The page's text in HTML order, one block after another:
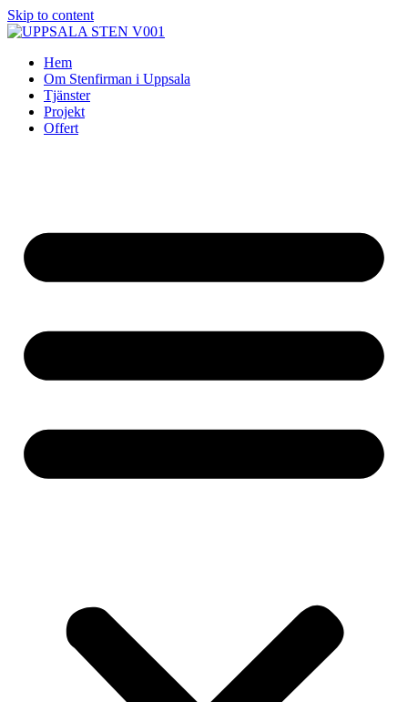
Skip to content
Hem
Om Stenfirman i Uppsala
Tjänster
Projekt
Offert